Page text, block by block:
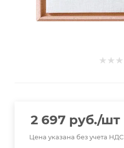
2 697 руб./шт
Цена указана без учета НДС